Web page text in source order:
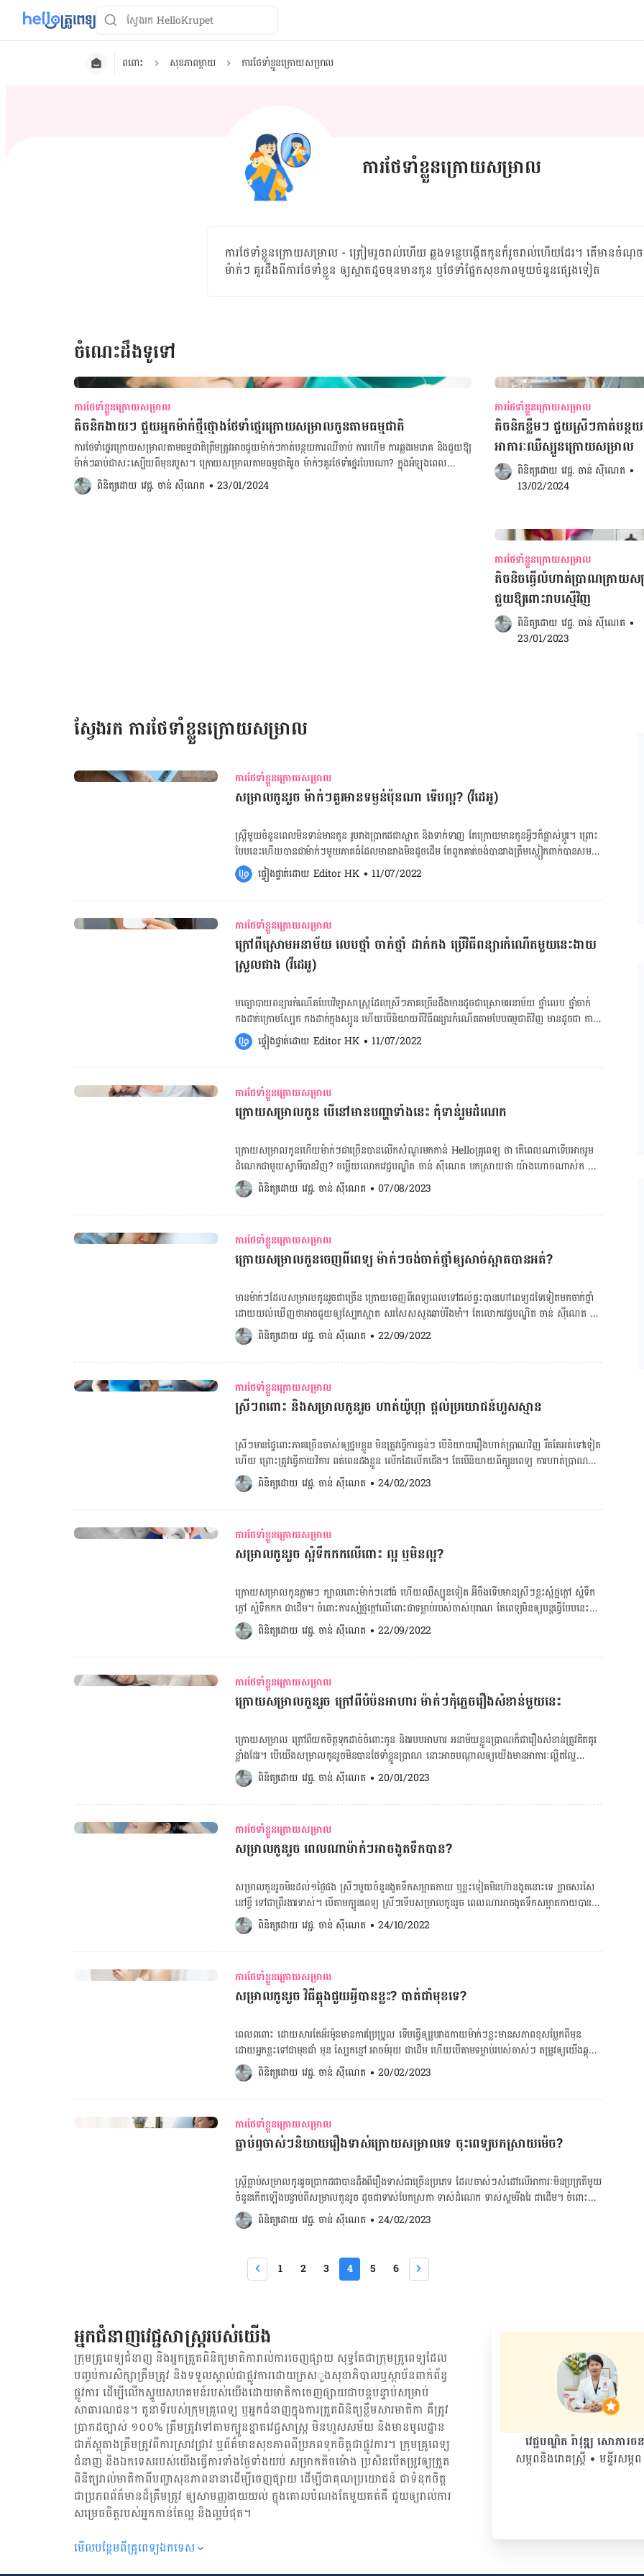
ពពោះ សុខភាពម្ដាយ ការថែទាំខ្លួនក្រោយសម្រាល
ការថែទាំខ្លួនក្រោយសម្រាល
ការថែទាំខ្លួនក្រោយសម្រាល - ត្រៀម​រួចរាល់ហើយ ឆ្លង​ទន្លេ​បង្កើត​កូន​ក៏​រួចរាល់​ហើយ​ដែរ។ តើ​មាន​ចំ
ម៉ាក់ៗ គួរ​ដឹង​ពី​ការ​ថែទាំ​ខ្លួន ឲ្យ​ស្អាត​ដូច​មុន​មាន​កូន ឬ​ថែទាំ​ផ្នែក​សុខភាព​មួយ​ចំនួន​ផ្សេងទៀត
ចំណេះដឹងទូទៅ
ការថែទាំខ្លួនក្រោយសម្រាល
តិចនិកងាយៗ ជួយអ្នកម៉ាក់ថ្មីថ្មោងថែទាំថ្នេរក្រោយសម្រាលកូនតាមធម្មជាតិ
ការថែទាំថ្នេរក្រោយសម្រាលតាមធម្មជាតិត្រឹមត្រូវអាចជួយម៉ាក់ៗកាត់​​​​បន្ថយការឈឺចាប់ ការហើម ការឆ្លងមេរោគ និងជួយឱ្យ
ម៉ាក់ៗឆាប់ជាសះស្បើយពីមុខរបួស។ ក្រោយសម្រាលតាមធម្មជាតិរួច ម៉ាក់ៗគួរថែទាំថ្នេរបែបណា? ក្នុងអំឡុងពេល
សម្រាលតាមធម្មជាតិ ពេទ្យឆ្មបអាចវះសាច់ចន្លោះទ្វារមាស និងរន្ធគូថម៉ាក់ៗដើម្បី​ជួយឱ្យទារកសម្រាលចេញលឿន ឬ​សាច់
ចន្លោះទ្វារមាស និងរន្ធគូថម៉ាក់ៗអាចរហែក ពេល​សម្រាល​ក៏​មាន ដែល​ត្រូវ​ឲ្យ​មានការ​ដេរ​ភ្ជាប់​ឡើង​វិញ​។ បន្ទាប់ពីសម្រាល
ពិនិត្យដោយ វេជ្ជ. ចាន់ ស៊ីណេត • 23/01/2024
ការថែទាំខ្លួនក្រោយសម្រាល
តិចនិកខ្លឹមៗ ជួយស្រីៗកាត់បន្ថយ
អាការៈឈឺស្បូនក្រោយសម្រាល
ពិនិត្យដោយ វេជ្ជ. ចាន់ ស៊ីណេត •
13/02/2024
ការថែទាំខ្លួនក្រោយសម្រាល
តិចនិចធ្វើលំហាត់ប្រាណក្រាយស
ជួយឱ្យពោះរាបស្មើវិញ
ពិនិត្យដោយ វេជ្ជ. ចាន់ ស៊ីណេត •
23/01/2023
ស្វែងរក ការថែទាំខ្លួនក្រោយសម្រាល
ការថែទាំខ្លួនក្រោយសម្រាល
សម្រាលកូនរួច ​ម៉ាក់ៗគួរមានទម្ងន់ប៉ុនណា ទើបល្អ? (វីដេអូ)
ស្ត្រី​មួយ​ចំនួន​ពេល​មិន​ទាន់​មាន​កូន រូបរាង​ប្រាកដ​ជា​ស្អាត និង​ទាក់ទាញ​ តែ​ក្រោយ​មាន​កូន​អ្វី​ៗ​ក៏​ផ្លាស់ប្ដូរ។ ព្រោះ​
បែប​នេះ​ហើយ​បាន​ជា​ម៉ាក់​ៗ​មួយ​ភាគ​ធំ​ដែល​មាន​រាង​មិន​ដូច​ដើម តែ​ពួកគាត់​ចង់​បាន​រាង​ត្រឹម​ស្លៀកពាក់​បាន​សម
រម្យ មិន​អាក្រក់​មើល​ពេក។ ដូចនេះ​តើ​កម្ពស់ និង​ទម្ងន់​បែប​ណា​សម​ល្មម​បាន? អត្ថបទពាក់ព័ន្ធ៖ សម្រាលកូន (វះ
កាត់) អង្កាល់​​យក​កូន​មួយ​ទៀត​ល្អ? គ្រូពេទ្យថា សម្រាលកូនរួចឆ្អើរភ្លើង គ្រោះថ្នាក់ទាំងម្ដាយទាំងកូន មួយ​ជីវិត
ស្រីៗ​អាច​សម្រាល​កូន​ដោយ​វះកាត់​​ប៉ុន្មាន​ដង? សម្រាលកូនដោយបូម អាចប៉ះពាល់ដល់ខួរក្បាលក្មេងទេ? បែប​
នេះ​សោះបានជា​​ពេទ្យ​ហាមស្រីៗសម្រាល​កូន​រួច មិន​ឲ្យ​ផឹក​ថ្នាំ​ខ្មែរ ២ យ៉ាងម៉ាក់ៗសម្រាលកូនរួចនឹងជួបប្រទះ បើ
មិនធ្វើអ្វីសោះ សម្រាលកូនរួច ម៉ាក់ៗនាំគ្នាគិតច្រើនពីរឿងទាំងនេះ សម្រាលកូនរួច ស្អំទឹកកកលើពោះ ល្អ ឬមិន
ល្អ? សម្រាលកូនរួច ពេលណាម៉ាក់ៗអាចងូតទឹកបាន? ចង់សម្រកទម្ងន់ក្រោយសម្រាលកូនរួច គួរធ្វើតាមវិធីនេះ
(វីដេអូ) ក្នុង​ករណី​មាន​សំណួរ ឬ​មន្ទិលសង្ស័យ​ជុំវិញ​សុខភាព​អ្នក ជម្រើស​ល្អ​បំផុត សូម​ពិគ្រោះ និង​ប្រឹក្សា​
យោបល់​ផ្ទាល់​ជាមួយ​ពេទ្យ​ជំនាញ។ Hello Health Group មិន​ចេញ​វេជ្ជបញ្ជា មិន​ធ្វើ​រោគវិនិច្ឆ័យ ឬ​
ផ្ទៀងផ្ទាត់ដោយ Editor HK • 11/07/2022
ការថែទាំខ្លួនក្រោយសម្រាល
ក្រៅពីស្រោមអនាម័យ លេបថ្នាំ ចាក់ថ្នាំ ដាក់កង ប្រើវិធីពន្យារកំណើតមួយនេះងាយ
ស្រួលជាង (វីដេអូ)
មធ្យោបាយ​ពន្យារ​កំណើត​បែប​វិទ្យាសាស្ត្រ​ដែល​ស្រី​ៗ​ភាគច្រើន​ដឹងមាន​ដូចជាស្រោម​អនាម័យ ​ថ្នាំ​លេប ថ្នាំ​ចាក់
កងដាក់​ក្រោមស្បែក កង​ដាក់​ក្នុង​ស្បូន ហើយ​បើ​និយាយ​ពី​វិធី​ពន្យារ​កំណើត​តាម​បែប​ធម្មជាតិ​វិញ មាន​ដូចជា ការ​
ចាក់​ទឹក​ក្រៅ​ពាង ឬ​តាម​វដ្ដ​រដូវ​របស់​ស្ត្រី។ តែ​ក្រៅ​ពី​មធ្យោបាយ​ទាំងនោះ លោកស្រី​វេជ្ជបណ្ឌិត ពឹង ជុតិមា
នាយិកា​សេវាកម្ម​គ្លីនិក រ៉ាក់ បាន​ឲ្យ​ដឹង​ថា កៅអៀក​ពន្យារកំណើត ក៏​ជា​មធ្យោបាយ​ល្អ​ដែរ។ ចុះកៅអៀក​ពន្យារ
កំណើតនេះ អាចមានផលប៉ះពាល់អ្វីដែរអត់? អត្ថបទពាក់ព័ន្ធ: វិធីពន្យារកំណើត មាន​អី​ខ្លះ ហើយ​មួយណា​ពេញ​
និយម​ជាង​គេ? មធ្យោបាយ​ពន្យារ​កំណើត​មាន​ច្រើន មក​​ដឹង​​ពី​ប្រសិទ្ធភាព​តាម​ប្រភេទ​​​នីមួយៗ កំហុស​បច្ចេកទេស​
កើតឡើងញឹកញាប់ ពេល​​ប្រើស្រោម​បើក​ឆាក​ប្រយុទ្ធ កំហុស​បច្ចេកទេស​ប្រុសៗ​តែង​បង្ក​ពេល​ពាក់​ស្រោម ចុង
ក្រោយ​​នាំ​គ្នា​ទឹក​ភ្នែក តិចនិកដោះស្រាយលេសប្រុសៗអត់ចង់ពាក់ស្រោម ឈប់​លេប​ថ្នាំ​ពន្យារ​កំណើត អាច​នឹង​
បន្ថយហានិភ័យ​មហារីក ពន្យារ​​កំណើតតាមធម្មជាតិ ​មានតែ២នេះទេ ឯ​ភាគរយ​បរាជ័យ​ខ្ពស់ មាន​តែ​២វិធី​​នេះ​
ប៉ុណ្ណោះ ​​ការពារ​​មិន​ឲ្យ​មាន​ផ្ទៃពោះ​​អស់​១​ជីវិត
ផ្ទៀងផ្ទាត់ដោយ Editor HK • 11/07/2022
ការថែទាំខ្លួនក្រោយសម្រាល
ក្រោយសម្រាលកូន បើនៅមានបញ្ហាទាំងនេះ កុំទាន់រួមដំណេក
ក្រោយ​សម្រាល​កូន​ហើយ​ម៉ាក់​ៗ​ជាច្រើន​បាន​លើក​សំណួរ​មក​កាន់ Helloគ្រូពេទ្យ ថា តើ​ពេល​ណា​ទើប​អាច​រួម​
ដំណេក​ជាមួយ​ស្វាមី​បាន​វិញ? ចម្លើយលោក​វេជ្ជបណ្ឌិត ចាន់ ស៊ីណេត បក​ស្រាយ​ថា យ៉ាងហោចណាស់​ក ៦
សប្ដាហ៍​ក្រោយ​សម្រាល​កូនដែរ ទើប​យើង​អាច​នៅ​ជាមួយ​គ្នា​​វិញ​បាន។ ប្រធាន​ផ្នែក​សម្ភព និង​រោគ​ស្រ្តី​នៃ​មន្ទីរ
ពេទ្យ​បង្អែក​មិត្តភាព​កម្ពុជា-ចិន​ សែនសុខ បាន​បន្ត​ទៀត​ថា ត្បិត ១ ខែ​កន្លះ​ក្រោយ​សម្រាល​យើង​អាច​រួម​ដំណេក​
បាន​វិញ​ក៏​ដោយ ក៏​ប៉ុន្តែ​ម៉ាក់​ៗ​ត្រូវ​ប្រាកដចិត្ត​ថា​គ្មាន​បញ្ហា​ទាំង​ប៉ុន្មាន​ខាង​ក្រោម​នេះ។ – ធ្លាក់​ឈាម​មិន​ទាន់​អស់ –
សុខភាព​ផ្លូវ​កាយ​មិន​ទាន់​រឹងមាំ​វិញ – ឈឺចាប់​មុខ​របួស (សម្រាលដោយវះកាត់​) – មាន​បញ្ហា​ផ្លូវ​ចិត្ត – ឈឺ​ក្បាល​
វិល​មុខ – គ្មាន​កម្លាំង​កំហែង – ឈឺចាប់​ក្នុង​ស្បូន – មិនទាន់​ជ្រើស​វិធី​ពន្យារ​កំណើត។ [embed-health-
tool-child-growth-chart] លោក​វេជ្ជបណ្ឌិត​ក៏​បាន​បន្ថែម​ទៀត​ដែរ​ថា ការ​រួម​ដំណេក​ក្រោយ​សម្រាលកូន
ត្រូវ​ប្រញាប់​ទៅ​ជួប​គ្រូពេទ្យ ដើម្បី​ព្យាបាល​ឲ្យ​បាន​ទាន់ពេលវេលា។ គណនាថ្ងៃមេជីវិតញីទុំធ្លាក់ ចុចទីនេះ! ចង់
គណនាថ្ងៃសម្រាលកូន ចុចទីនេះ! ចង់គណនាទម្ងន់ស្រ្តីពពោះ ចុចទីនេះ! មួយ​វិញ​ទៀត ដៃគូ​ក៏​គួរតែ​ជួយ​
សម្រាល​ការងារ​មើល​ថែ​ទាំ​កូន និង​ការងារ​ផ្ទះ​មួយ​ចំនួន ដើម្បី​ឲ្យ​ម៉ាក់​ៗ​មាន​ពេល​វេលា​បាន​សម្រាក​គ្រប់គ្រាន់ ទើប​
អារម្មណ៍​ស្រស់​ស្រាយ និង​មាន​កម្លាំង​កំហែង​ឡើង​វិញ។ អត្ថបទពាក់ព័ន្ធ៖ លម្អិតពីរឿងទាស់ដំណេក ក្រោយ
កូនទី២ ប្លែកគ្នាម៉េចខ្លះ? […]
ពិនិត្យដោយ វេជ្ជ. ចាន់ ស៊ីណេត • 07/08/2023
ការថែទាំខ្លួនក្រោយសម្រាល
ក្រោយសម្រាលកូនចេញពីពេទ្យ ម៉ាក់ៗចង់ចាក់ថ្នាំឲ្យសាច់ស្អាតបានអត់?
មាន​ម៉ាក់​ៗ​ដែល​សម្រាល​កូន​រួច​ជាច្រើន ក្រោយ​ចេញ​ពី​ពេទ្យ​ពេល​ទៅ​ដល់​ផ្ទះ​បាន​ហៅ​ពេទ្យ​ដទៃ​ទៀត​មក​ចាក់​ថ្នាំ
ដោយ​យល់​ឃើញ​ថា​អាច​ជួយ​ឲ្យ​ស្បែក​ស្អាត សរសៃសសូង​ឆាប់​រឹងមាំ។ តែ​​លោក​វេជ្ជបណ្ឌិត ចាន់ ស៊ីណេត ថា​
មិន​បាច់ចាក់​ក៏​បាន​ដែរ។ វេជ្ជបណ្ឌិត បន្ត​ទៀត​ថា​រឿង​ចាក់​ថ្នាំ​បន្ទាប់​ពី​ចេញ​ពី​ពេទ្យ​មិន​មែន​ជា​រឿង​ចាំបាច់​​នោះ​ទេ
ព្រោះ​វា​មិន​អាច​ជួយ​អ្វី​បាន​ច្រើន ឬ​ជួយ​ឲ្យ​សាច់​ស្អាតឡើយ។ លោក​ក៏​​ឲ្យ​ដឹង​ទៀត​ថា ថ្នាំ​គ្រាប់​ជាតិ​ដែកដែល​គ្រូ
ពេទ្យ​ចេញ​វេជ្ជបញ្ជា​ឲ្យ​លេបគឺគ្រប់គ្រាន់​ហើយ។ ក្រៅ​ពី​ថ្នាំ​គ្រាប់​ជាតិ​ដែក​បំបាត់​ភាព​ស្លេកស្លាំង ប្រធាន​ផ្នែក​សម្ភព​
នៃ​មន្ទីរពេទ្យ​បង្អែក​មិត្តភាព​កម្ពុជា-ចិន សែន​សុខ​ថា របប​អាហារ​សម្បូរ​ជីវជាតិ បូក​រួម​ការ​សម្រាក​គ្រប់គ្រាន់​នឹង​ជួយ​
ឲ្យ​ម៉ាក់​ៗ​ស្រស់​ថ្លា​ដោយ​ខ្លួនឯង។ ប៉ុន្តែ​បើ​ម៉ាក់ៗ​ណា​នៅតែចង់​ចាក់ថ្នាំ ក៏​មិន​អី​ដែរ គ្រាន់តែ​ត្រូវ​ដឹង​ពី​ប្រភេទ​ថ្នាំ​នោះ​
ថា​វា​ជំនួយអ្វី​ចំពោះ​សុខភាព​ ឬ​អត់ ដើម្បី​ឲ្យ​ច្បាស់​ក្នុង​ចិត្ត​ថា​ក្រោយ​ចាក់គ្មាន​បញ្ហា និង​មិន​ចំណាយ​ប្រាក់​អត់​
ដើរ​ចាក់​តាម​ផ្ទះ​នោះ​មិន​អាច​ជួយ​អ្វី​ដល់​យើង​ខ្លាំង​ជាង​ចំណីចំណុក​ឡើយ ព្រោះ​ថា​អាហារ ​ផ្លែឈើ​ទើប​មាន​វីតាមីន
និង​សារធាតុ​ចិញ្ចឹម​ផ្ដល់​ឲ្យ​រាងកាយ​បាន​ល្អ។ មួយ​វិញ​ទៀត ​វេជ្ជបណ្ឌិត ចាន់ ស៊ីណេត ក៏​ប្រាប់​ឲ្យ​ម៉ាក់​ៗ​សម្អាត​
ខ្លួន​ប្រាណ ដោយ​ងូតទឹក​ផ្លាស់ប្ដូរ​សម្លៀកបំពាក់​ឲ្យ​បាន​ជាប្រចាំ ហាត់ប្រាណទើប​មាន​អនាម័យ​ចំពោះ​ខ្លួន និង​
កូន។ អត្ថបទគួរអាន៖ ក្រោយសម្រាលកូន បើនៅមានបញ្ហាទាំងនេះ កុំទាន់រួមដំណេក ស្បែកយារធ្លាក់ក្រោយ
មិនទៀងដូចមុន? សម្រាលកូនរួច ពេលណាម៉ាក់ៗអាចងូតទឹកបាន?
ពិនិត្យដោយ វេជ្ជ. ចាន់ ស៊ីណេត • 22/09/2022
ការថែទាំខ្លួនក្រោយសម្រាល
ស្រីៗពពោះ និងសម្រាលកូនរួច ហាត់យ៉ូហ្កា ផ្តល់ប្រយោជន៍ហួសស្មាន
ស្រីៗ​មាន​ផ្ទៃពោះ​ភាគ​ច្រើន​ចាស់​ឲ្យ​ថ្នម​ខ្លួន មិន​ត្រូវ​ធ្វើការ​ធ្ងន់ៗ បើ​និយាយ​រឿង​ហាត់​ប្រាណ​វិញ រឹត​តែ​អត់​ទៅ​​ទៀត​
ហើយ ព្រោះ​ត្រូវ​ធ្វើ​កាយ​វិការ ពត់​ពេន​ដង​ខ្លួន លើក​ដៃ​លើក​ជើង។ តែ​បើ​និយាយ​ពី​ក្បួន​ពេទ្យ​ ការ​ហាត់​ប្រាណ​
ដោយ​ប្រើ​កាយ​វិការ​ល្មមៗ ពិសេស​ហាត់​យ៉ូហ្កា ផ្តល់​ប្រយោជន៍​ចំពោះ​ស្ត្រី​ទាំង​អំឡុង​ពេល​ពពោះ និង​ក្រោយ​
សម្រាល​កូន។ ១. អត្ថប្រយោជន៍​នៃ​ការ​ហាត់​​យ៉ូហ្កា​ពេល​​មាន​ផ្ទៃពោះ ហាត់​ប្រាណ​ពេល​ពពោះ​មិន​មែន​ដើម្បី​​ឲ្យ​
រាង​ស្អាត​នោះ​ទេ គឺ​ដើម្បី​សុខភាព​ល្អ​ទាំង​ម្តាយ​ទាំង​កូន រួម​ទាំង​អត្ថ​ប្រយោជន៍​ផ្សេង​ទៀត។ ចំពោះ​​ស្រីៗ​គ្នា​យើង​
ដែល​មាន​ផ្ទៃពោះ តែ​មិន​ធ្លាប់​ហាត់​សោះ ត្រូវ​ចាប់​ផ្តើម​ហាត់​ប្រភេទ​យ៉ូហ្កា​ថ្នាក់​ដំបូង ដែល​ស្រដៀង​នឹង​ការ​អង្គុយ​
សមាធិ​ដែរ គ្រាន់​តែ​គេ​បញ្ចូល​ការ​ពត់​ពេន​រាងកាយ​បែប​​ស្រាលៗ មិន​ធ្វើ​ឲ្យ​ប៉ះពាល់​ដល់​ក្នុង​ផ្ទៃ​ឡើយ។ គណនាថ្ងៃ
សម្រាលកូន គណនាទម្ងន់ស្ត្រីអំឡុងពពោះ ចំពោះ​អត្ថ​ប្រយោជន៍​នៃ​ការ​ហាត់​យ៉ូហ្កា​ពេល​ពពោះ​មាន៖ – ជួយ​
កូន – កាត់​បន្ថយ​អាការៈ​ឈឺខ្នង ចង្កេះ – ជួយ​សម្រាល​ភាព​ចុក​រួយ​ស្រពន់​ជើង – ជួយ​សាច់​ដុំ​អាង​ត្រគាក ធ្វើ​ឲ្យ​
ងាយ​សម្រាល​កូន។ [embed-health-tool-due-date] ២. អត្ថប្រយោជន៍​នៃ​ការ​ហាត់​យ៉ូហ្កា​ក្រោយ​ពេល​
សម្រាល​កូន ស្រ្តី​ដែល​សម្រាល​កូន​ដោយ​វះកាត់ អាច​ហាត់​ប្រាណ​នៅ​ពេល​មុ​របួស​ជា​សះ​ស្បើយ ដោយ​ត្រូវ​រង់ចាំ​
រហូត​ដល់​រយៈពេល ៦ អាទិត្យ បន្ទាប់​ពី​សម្រាល​រួច។ ចំពោះ​ស្ត្រី​ដែល​សម្រាល​ដោយ​ធម្មជាតិ​វិញ អាច​ហាត់​
កាត់​បន្ថយ​ស្ត្រេស – កាត់​បន្ថយ​អាការៈ​ឈឺ​ខ្នង។ ៣. ប្រការ​គួរ​ធ្វើ និង​ចៀស​វាង​ពេល​ហាត់​ប្រាណ ដោយសារ​
លក្ខខណ្ឌ​សុខភាព​ស្ត្រី​ពេល​ពេល​ពពោះ និង​ក្រោយ​សម្រាល ខុសគ្នា​នឹង​មនុស្ស​ធម្មតា ដូច្នេះ​ពេល​ហាត់​ប្រាណ
ឬ​យ៉ូហ្កា ត្រូវ​តែ​ប្រយ័ត្ន​ខ្លួន​បន្តិច […]
ពិនិត្យដោយ វេជ្ជ. ចាន់ ស៊ីណេត • 24/02/2023
ការថែទាំខ្លួនក្រោយសម្រាល
សម្រាលកូនរួច ស្អំទឹកកកលើពោះ ល្អ ឬមិនល្អ?
ក្រោយ​សម្រាល​កូន​ភ្លាមៗ ក្បាល​ពោះ​ម៉ាក់ៗ​​នៅ​ធំ ហើយ​ឈឺ​ស្បូន​ទៀត អ៊ីចឹង​ទើប​មាន​​ស្រីៗ​ខ្លះ​ស្អំ​ថ្មក្តៅ ស្អំទឹក
ក្តៅ ស្អំទឹកកក ជាដើម។ ចំពោះ​ការ​ស្បំ​ថ្ម​ក្តៅ​លើ​ពោះ​ជា​ទម្លាប់​របស់​ចាស់​បុរាណ តែ​ពេទ្យ​មិន​ឲ្យ​បន្ត​ធ្វើ​បែប​នេះ​
ទៀត​ឡើយ តែ​អ្វី​ដែល​ជា​មន្ទិល​របស់​ស្រីៗ​គ្នា​យើង​នោះ គឺ​ការ​ស្អំ​ទឹកកក​លើ​ពោះ​ក្រោយ​សម្រាល តើ​អាច​ស្អំ​បាន​
អត់? គណនាថ្ងៃសម្រាលកូន គណនាទម្ងន់ស្ត្រីអំឡុងពពោះ ចម្លើយ​ចំពោះ​សំណួរ​ថា ក្រោយ​សម្រាល​កូន​រួច ស្អំ​
ទឹកកក​លើ​ពោះ ល្អ ឬ​មិន​ល្អ នោះ លោកស្រី​វេជ្ជបណ្ឌិត ទី សុវណ្ណរដ្ឋ ឯកទេស​ផ្នែក​សម្ភព និង​រោគ​ស្ត្រី នៅ​មន្ទីរ
ពេទ្យ​សម្រាក​ព្យាបាល និង​សម្ភព មាតា បកស្រាយ​ថា ការ​ដែល​ស្រីៗ​សម្រាល​កូន​រួច​ស្អំ​ទឹកកក​នោះ ដោយសារ​
តែ​ស្បូន​កន្ត្រាក់​ ធ្វើ​ឈឺ​ចាប់​ខ្លាំង​ពេក មិន​អាច​ទ្រាំ​បាន ទើប​ធ្វើ​បែប​នេះ។ ចំពោះ​ស្ត្រី​ដែល​សម្រាល​កូន​ដោយ​វះកាត់​
វិញ លោកស្រី​វេជ្ជបណ្ឌិត​ដែល​មាន​សញ្ញាបត្រ​ពី​ប្រទេស​បារាំង​រូប​នេះ បញ្ជាក់​ថា ការ​ស្អំ​ទឹកកក​លើ​ពោះ​អាច​សើម​
ស្បូនខ្លះៗ​​ក៏​ពិត​មែន តែ​លោកស្រី​វេជ្ជបណ្ឌិត​បញ្ជាក់​ថា នា​ពេល​បច្ចុប្បន្ន ស្រីៗ​ក្រោយ​សម្រាល​កូន​រួច​អាច​ញ៉ាំ​ថ្នាំ
ឬ​ចាក់​ថ្នាំ​បំបាត់​ការ​ឈឺចាប់​បាន មិន​ចាំបាច់​ស្អំ​ទឹកកក​នោះ​ទេ។ អត្ថបទគួរអាន៖ ក្រោយសម្រាលកូន បើនៅមាន
បញ្ហាទាំងនេះ កុំទាន់រួមដំណេក ស្បែកយារធ្លាក់ក្រោយសម្រាល សាកអនុវត្តតិចនិក ៥ នេះ ក្រោយសម្រាលកូន
ដើមទ្រូងឡើងសរសៃខៀវខ្វាត់ខ្វែង ធ្វើម៉េចទើបបាត់វិញ? ហេតុអ្វីក្រោយសម្រាលកូន ពេទ្យឲ្យម៉ាក់ៗលេបថ្នាំ
ពិនិត្យដោយ វេជ្ជ. ចាន់ ស៊ីណេត • 22/09/2022
ការថែទាំខ្លួនក្រោយសម្រាល
ក្រោយសម្រាលកូនរួច ក្រៅពីបំប៉នអាហារ ម៉ាក់ៗកុំភ្លេចរឿងសំខាន់មួយនេះ
ក្រោយ​សម្រាល ក្រៅពី​យក​ចិត្ត​ទុក​ដាច់​ចំពោះ​កូន និង​របប​អាហារ ​អនាម័យ​ខ្លួនប្រាណ​ក៏​ជា​រឿង​សំខាន់​ត្រូវ​គិតគូរ​
ខ្លាំង​ដែរ។ បើ​យើង​សម្រាល​កូន​រួច​មិន​បាន​ថែទាំ​ខ្លួនប្រាណ នោះ​អាច​បណ្ដាលឲ្យ​យើង​មាន​អាការៈ​ល្ហិតល្ហៃ
វិលមុខ និង​មិន​ស្រឡះ​ក្នុង​ខ្លួន។ នេះ​បើ​តាម​ការ​លើកឡើង​របស់​អ្នកគ្រូពេទ្យ​ឆ្មប សុំ សូរិយា បម្រើការ​នៅ​មន្ទីរ
ពេទ្យ​ស្រុក​ខ្សាច់​កណ្ដាល ខេត្ត​កណ្ដាល។ រឿង​ដែល​ត្រូវ​ខ្វល់ខ្វាយ​ទី ១ គឺ​ការ​ធ្លាក់​ឈាម ព្រោះ​ថា​ក្រោយ​
សម្រាល​កូន​រួច​នឹង​មាន​បញ្ហា​នេះ​យ៉ាងហោចណាស់​ក៏ ១ ខែ​ដែរ ហើយ ១ សប្ដាហ៍​ដំបូង​ឈាម​ធ្លាក់​ច្រើន​
គួរសម។ ត្បិត​ការ​ធ្លាក់​ឈាម​ក្រោយ​ពី​សម្រាលកូន​ជា​រឿង​ធម្មតា ដែល​គេ​ហៅថា Lochia ឈាម​នោះ​
ទៀតសោត​កើត​ចេញ​ពី​កម្ទេចកម្ទី​នៃ​ភ្នាស​របស់​ស្បូន។ ក្នុង​អំឡុង​ពេល​នេះ​យើង​ត្រូវ​ធ្វើចលនា​​រាងកាយ​​ឲ្យ​បាន​
ច្រើន ដើរ​ឲ្យ​បាន​ច្រើន ទើប​ឈាម​ឆាប់​ធ្លាក់​អស់ ស្បូន​ឆាប់​ត្រលប់​មក​សភាព​ដើម​វិញ។ [embed-health-
ដូច​ពេល​មក​រដូវ​ក៏​បាន។ ក្រៅពី​នឹង​យើង​ត្រូវ​ឧស្សាហ៍​លាង​សម្អាត​បរិវេណ​ទ្វារមាស​ជាមួយ​ទឹកក្ដៅឧណ្ហៗ ព្រម​
ជាមួយ​ទឹក​អនាម័យ​បន្ថែម​ទៀត​ក៏​បាន ដើម្បី​សម្អាត​ភាព​កខ្វក់ និង​ក្លិន​មិន​ល្អ​របស់​ឈាម។ គណនាថ្ងៃសម្រាលកូន
គណនាទម្ងន់ស្ត្រីអំឡុងពពោះ ចំណែក​រឿង​សំខាន់​មួយ​ទៀត​ដែល​ម៉ាក់​ៗ​ត្រូវតែ​ធ្វើ​រាល់ថ្ងៃ គឺ​ងូត​ទឹក​លាង​សម្អាត​
ខ្លួន​ប្រាណ កក់​សក់ និង​ផ្លាស់ប្ដូរ​សម្លៀកបំពាក់​ជា​ប្រចាំ ទើប​យើង​មាន​អារម្មណ៍​ស្រស់ស្រាយ និង​មិន​ឈឺក្បាល​
តិចនិក ៥ នេះ ក្រោយសម្រាលកូនដើមទ្រូងឡើងសរសៃខៀវខ្វាត់ខ្វែង ធ្វើម៉េចទើបបាត់វិញ? ហេតុអ្វីក្រោយ
សម្រាលកូន ពេទ្យឲ្យម៉ាក់ៗលេបថ្នាំទម្លាក់សត្វល្អិត? ហេតុអីសម្រាលកូនរួច វដ្តរដូវម៉ាក់ៗមិនទៀងដូចមុន?
សម្រាលកូនរួច […]
ពិនិត្យដោយ វេជ្ជ. ចាន់ ស៊ីណេត • 20/01/2023
ការថែទាំខ្លួនក្រោយសម្រាល
សម្រាលកូនរួច ពេលណាម៉ាក់ៗអាចងូតទឹកបាន?
សម្រាល​កូន​រួច​មិន​ដល់​១ថ្ងៃ​ផង ស្រីៗ​មួយ​ចំនួន​​​ងូត​​ទឹក​សម្អាត​កាយ ឬ​ខ្លះ​ទៀត​មិន​ហ៊ាន​ងូត​នោះ​ទេ ខ្លាច​សរសៃ​
នៅ​ខ្ចី ទៅ​ជា​ព្រឺរងារ​ទាស់។ បើ​តាម​ក្បូន​ពេទ្យ ស្រីៗ​ទើប​សម្រាល​កូន​រួច ពេល​ណា​អាច​ងូត​ទឹក​សម្អាត​កាយ​បាន?
លោកស្រី​វេជ្ជបណ្ឌិត ទី សុវណ្ណរដ្ឋ ឯកទេស​ផ្នែក​សម្ភព និង​រោគ​ស្ត្រី នៃ​មន្ទីរ​សម្រាក​ព្យាបាល និង​សម្ភព​ មាតា
បាន​បក​ស្រាយ​ថា ស្ត្រី​ក្រោយ​សម្រាល ប្រៀប​បាន​ជា​មនុស្ស​ធម្មតា​អ៊ីចឹង ខុសគ្នា​តែ​បន្តិច គឺ​មាន​មុខ​របួស និង​
ខ្សោយ​បន្តិច ហើយ​ការ​ងូត​ទឹក​សម្អាត​ខ្លួន ធ្វើ​ឲ្យ​ស្ត្រី​ស្រឡះ​ក្នុង​ខ្លួន និង​ជា​អនាម័យ​ខ្លួន​ប្រាណ។ គណនាថ្ងៃ
សម្រាលកូន គណនាទម្ងន់ស្ត្រីអំឡុងពពោះ តើ​សម្រាល​កូន​បាន​ប៉ុន្មាន​ម៉ោង ឬ​ប៉ុន្មាន​ថ្ងៃ ស្រីៗ​អាច​ងូត​ទឹក​បាន?
លោក​ស្រី​វេជ្ជបណ្ឌិត​ឆ្លើយថា ការ​ងូត​ទឹក​ក្រោយ​សម្រាល​ដូចជា​មិន​មាន​ការ​កំណត់​ប៉ុន្មាន​ម៉ោង ប៉ុន្មាន​ថ្ងៃ​នោះ​ទេ គឺ​
អាស្រ័យ​ទៅ​តាម​ស្ថានភាព​សុខភាព​របស់​ម្តាយ បើ​ស្រួល​ខ្លួន ដើរ​បាន ងូត​ទឹក​បាន​ហើយ តែ​ក្នុង​ករណី​មិន​ទាន់​
អាស្រ័យ​ទៅ​លើ​មុខ​របួស ដែល​ភាគ​ច្រើន​សម្រាល​ថ្ងៃ​ទី១​នៃ ស្រីៗ​នៅ​ឈឺ​មុខ​របួស មិន​ទាន់​អាច​ក្រោក​បាន​នោះ​
ទេ ដូច្នេះ​ក៏​ទាន់​អាច​ងូត​ទឹក​បាន​ដែរ។ ជា​ទូទៅ​ស្រីៗ​សម្រាល​កូន​ដោយ​វះកាត់​ខ្លះ​អាច​ស្រួល​ខ្លួន​នៅ​ថ្ងៃទី២ ទី៣
ក្រោយ​សម្រាល។ អត្ថបទគួរអាន៖ ក្រោយសម្រាលកូន បើនៅមានបញ្ហាទាំងនេះ កុំទាន់រួមដំណេក ស្បែកយារ
ធ្លាក់ក្រោយសម្រាល សាកអនុវត្តតិចនិក ៥ នេះ ក្រោយសម្រាលកូនដើមទ្រូងឡើងសរសៃខៀវខ្វាត់ខ្វែង ធ្វើម៉េច
ពិនិត្យដោយ វេជ្ជ. ចាន់ ស៊ីណេត • 24/10/2022
ការថែទាំខ្លួនក្រោយសម្រាល
សម្រាលកូនរួច វិធីឆ្ពុងជួយអ្វីបានខ្លះ? បាត់ជាំមុខទេ?​
ពេល​ពពោះ ដោយសារ​តែ​អ័រម៉ូន​មាន​ការ​ប្រែប្រួល ទើប​ធ្វើឲ្យ​រូបរាង​កាយ​ម៉ាក់​ៗ​ខ្លះ​មាន​សភាព​ខុសប្លែក​ពី​មុន
ដោយ​អ្នក​ខ្លះ​ទៅ​ជា​មុខ​ជាំ មុន ស្បែក​ខ្មៅ អាចម៍រុយ ជាដើម ហើយបើ​តាម​ទម្លាប់​របស់​ចាស់​ៗ​ តម្រូវ​ឲ្យ​យើង​ឆ្ពុង​
ក្រោយ​ពី​សម្រាល​កូន​រួច ហើយ​មក​ទល់​ពេល​នេះ​ក៏​នៅ​តែ​ប្រកាន់​ខ្ជាប់​បែប​នោះ​ដែរ។ ចំពោះ​បញ្ហា​នេះ អ្នក​គ្រូ​ពេទ្យ​
ឆ្មប សុំ សូរិយា បម្រើ​ការងារ​នៅ​មន្ទីរពេទ្យ​បង្អែក ខ្សាច់​កណ្ដាល ខេត្ត​កណ្ដាល មិន​ហ៊ាន​អះអាង​ថា​ល្អ ឬ​អាក្រក់​
ឡើយ អាស្រ័យ​លើ​បច្ចេកទេស​នៃ​ការ​ឆ្ពុង។ អ្នកគ្រូពេទ្យ​​ក៏​បាន​បន្ថែម​ទៀត​ថា ការ​ឆ្ពុង​នេះ បើ​ម៉ាក់​ៗ​ណា​មាន​
បច្ចេកទេស​ត្រឹមត្រូវ​អាច​ជំនួយ​បាន​ច្រើន ​ដូច​ជា​ជួយ​ឲ្យ​សាច់​ស្អាត​ ធ្វើ​ឲ្យ​សរសៃ​ឈាមរីក កាត់​បន្ថយ​អាការៈ​​ជាំមុខ
។ តែ​ប្រសិនបើ​យើង​ធ្វើ​មិន​បាន​ត្រឹមត្រូវ ពេល​ខ្លះ​ចំហាយ​ក្ដៅ​នៅ​ពេល​កំពុង​ឃ្លុំ​នោះ អាច​បណ្ដាលឲ្យ​រលាក​វិញ​ផង​
ក៏​មាន។ សម្រាប់​បទ​ពិសោធ​អ្នក​គ្រូ គឺ​ធ្លាប់​មាន​ស្ត្រី​កូន​ខ្ចី​មួយ​ចំនួន​មាន​បញ្ហា​ជាំ​មុខ ព្រោះ​កម្ដៅ​ក្ដៅ​ក្នុង​ឆ្នាំង​ដី មិន​
ទីនេះ! ចង់គណនាថ្ងៃសម្រាលកូន ចុចទីនេះ! ចង់គណនាទម្ងន់ស្រ្តីពពោះ ចុចទីនេះ! ចង់ដឹងអត្ថន័យពណ៌ និង
រូបរាងលាមកទារក ចុចទីនេះ! ករណី​មួយ​ទៀត ម៉ាក់​ៗ​សម័យ​ឥឡូវ​លែង​ប្រើ​វិធី​បុរាណ ដោយ​កន្ទេល ឬ​ភួយ​គ្រប​
ទៀត​ហើយ គឺ​មាន​ទូ​សម្រាប់​ឆ្ពុង ហើយ​អ្នក​ជួប​ករណី​ផ្ទុះ​សេ​ខ្សែភ្លើង ឬ​អ្នក​ខ្លះ​បែក​ឆ្នាំង​ដី​ទាំង​ខ្លួន​កំពុង​នៅ​ក្នុង​ទូរ​ធ្វើ​
ឲ្យ​រលាក​រលួយ​សាច់​ខូច​អស់​ក៏​មាន។ [embed-health-tool-baby-poop-tool] អត្ថបទគួរអាន៖ ចាញ់
និងវិធីដោះស្រាយ បញ្ហាចាញ់​កូន​ខ្លាំងពេលពពោះ […]
ពិនិត្យដោយ វេជ្ជ. ចាន់ ស៊ីណេត • 20/02/2023
ការថែទាំខ្លួនក្រោយសម្រាល
ធ្លាប់ឮចាស់ៗនិយាយរឿងទាស់ក្រោយសម្រាលទេ ចុះពេទ្យបកស្រាយម៉េច?
ស្ត្រី​ធ្លាប់​សម្រាល​កូន​រួច​ប្រាកដ​ជា​បាន​ដឹង​ពី​រឿង​ទាស់​ជា​ច្រើន​ប្រភេទ ដែល​ចាស់ៗ​សំដៅ​លើ​អាការៈ​មិន​ប្រក្រតី​មួយ​
ចំនួន​កើត​ឡើង​បន្ទាប់​ពី​សម្រាល​កូន​រួច ដូចជាទាស់បែកស្រកា ទាស់ដំណេក ទាស់​ស្គម​រីងរៃ​ ជាដើម។ ចំពោះ​ការ​
បកស្រាយ​របស់​វេជ្ជបណ្ឌិត​ជំនាញ​ផ្នែក​សម្ភព និង​រោគ​ស្ត្រី ផ្អែក​តាម​បែប​វេជ្ជសាស្ត្រ​វិញ ពាក្យ​ថា “ទាស់” គ្មាន​នៅ​
ក្នុង​ក្បួន​ពេទ្យ​នោះ​ទេ។ ចំណែក​អាការៈដែលស្ត្រីជួបក្រោយសម្រាល ដូចជា គ្រុន ព្រឺ រងា ឈឺ​សរសៃ​ស​សូង​នោះ
លេខាធិការ ក្រសួង​សុខាភិបាល និង​ជា​​ទីប្រឹក្សា​​បច្ចេកទេស​​ផ្នែក​​សម្ភព នៅ​​មន្ទីរពេទ្យ​​កាល់ម៉ែត។ ១- តមចំណី
អាហារ ឬញ៉ាំក្រៀមក្រោះ​ ការ​តម​ចំណី​អាហារ​ហួសហេតុ ឬ​ញ៉ាំ​ចំណី​​អាហារ​ក្រៀម​ក្រោះ ដូចជា ខជើងជ្រូកដាក់
ទាំងយប់ទាំងថ្ងៃ ធ្វើឲ្យគេងមិនបានគ្រប់គ្រាន់ ហើយបើកូនធ្វើទុក្ខ ឬរករឿងទៀតនោះ សឹងតែគ្មានពេលគេង។
ហេតុផលនេះហើយ ធ្វើឲ្យស្រីៗដែលទើបសម្រាលកូនមុខឡើងស្លក់ទៅជាឈឺ តែចាស់ៗបែរជាគិតថាទាស់
សរសៃទៅវិញ។ គណនាថ្ងៃសម្រាលកូន គណនាទម្ងន់ស្ត្រីអំឡុងពពោះ ៣- សម្រាលកូនយកសុកមិនអស់ ការ
សម្រាលកូនជាមួយពេទ្យ​ខ្វះ​ចំណេះជំនាញ ដេរ​មិន​ស្អាត បារ​លូក​យក​​សុក​ចេញ​មិន​អស់ សល់​ដំុ​ឈាម ឬ​ប្រើ​
ឧបករណ៍​ពេទ្យ​មិន​បាន​សម្លាប់​មេរោគ​ត្រឹម​ត្រូវ​ទេ​នោះ នាំ​ឲ្យ​ឆ្លង​រោគ​ចូល​ក្នុង​ស្បូន […]
ពិនិត្យដោយ វេជ្ជ. ចាន់ ស៊ីណេត • 24/02/2023
1 2 3 4 5 6
អ្នកជំនាញវេជ្ជសាស្ត្ររបស់យើង
ក្រុមគ្រូពេទ្យជំនាញ និង​អ្នក​ត្រួតពិនិត្យ​មាតិការាល់ការចេញផ្សាយ សុទ្ធតែជា​ក្រុម​គ្រូពេទ្យ​ដែល​
បញ្ចប់ការសិក្សាត្រឹមត្រូវ និង​ទទួល​ស្គាល់​ជាផ្លូវការ​ដោយ​ក្រសួងសុខាភិបាលឬស្ថាប័ន​ពាក់ព័ន្ធ​
ផ្លូវការ ដើម្បីលើកស្ទួយ​សហគមន៍​របស់យើង​ដោយ​មាតិកា​ចេញផ្សាយជាបន្តបន្ទាប់សម្រាប់
សាធារណជន។ តួនាទីរបស់​ក្រុមគ្រូពេទ្យ ឬ​អ្នក​ជំនាញ​ក្នុងការ​ត្រួតពិនិត្យ​ខ្លឹមសារ​មាតិកា គឺ​ត្រូវ​
ប្រាកដ​ច្បាស់ ១០០% ត្រឹមត្រូវ​ទៅតាម​ក្បួនខ្នាតវេជ្ជសាស្ត្រ មិនហួសសម័យ និង​មានមូលដ្ឋាន​
ជា​ភ័ស្តុតាង​ត្រឹមត្រូវ​ពី​ការ​ស្រាវជ្រាវ ឬ​ព័ត៌មាន​សុខភាព​ពី​ប្រភព​ទុកចិត្ត​ជាផ្លូវការ។ ក្រុមគ្រូពេទ្យ
ជំនាញ និង​ឯកទេស​របស់យើង​ធ្វើការ​ទាំង​ថ្ងៃទាំងយប់ សម្រាក​តិចម៉ោង ប្រសិន​បើ​តម្រូវ​ឲ្យ​ត្រួត
ពិនិត្យ​រាល់​មាតិកា​ពី​បញ្ហា​សុខភាព​នានា​ដើម្បី​ចេញ​ផ្សាយ ដើម្បី​ជា​គុណប្រយោជន៍ ជា​ទំនុកចិត្ត
ជា​ប្រភព​ព័ត៌មាន​ដ៏​ត្រឹមត្រូវ ឲ្យសាមញ្ញ​ងាយយល់ ក្នុងគោលបំណង​តែមួយ​គត់​គឺ ជួយ​ឲ្យ​រាល់ការ
សម្រេចចិត្ត​របស់​អ្នក​កាន់តែ​ល្អ និង​ល្អ​បំផុត។
មើល​បន្ថែម​ពី​គ្រូពេទ្យ​ឯកទេស
វេជ្ជបណ្ឌិត រ៉ាវុឌ្ឍ សោភារច
សម្ភពនិងរោគស្រ្តី • មន្ទីរសម្ភ